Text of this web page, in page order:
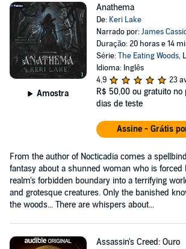
Amostra
Anathema
De: Keri Lake
Narrado por:James
Duração: 20 horas e 14
Série:The Eating Woods,
Idioma: Inglês
4,9
23
R$ 50,00 ou gratuito no
dias de teste
Assine - Grátis
From the author of Nocticadia comes a
fantasy about a shunned woman who is forced
realm's forbidden boundary into a terrifying
and grotesque creatures. Only the banished
the woods... There are whispers about...
Assassin's Creed: Ouro